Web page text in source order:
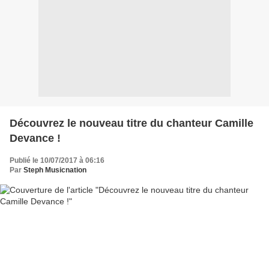
Découvrez le nouveau titre du chanteur Camille
Devance !
Publié le 10/07/2017 à 06:16
Par Steph Musicnation